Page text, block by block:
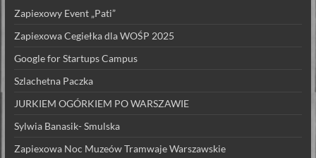
Zapiexowy Event „Pati”
Zapiexowa Cegiełka dla WOŚP 2025
Google for Startups Campus
Szlachetna Paczka
JURKIEM OGÓRKIEM PO WARSZAWIE
Sylwia Banasik- Smulska
Zapiexowa Noc Muzeów Tramwaje Warszawskie